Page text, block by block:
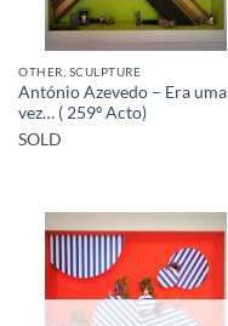
OTHER, SCULPTURE
António Azevedo – Era uma
vez… ( 259º Acto)
SOLD